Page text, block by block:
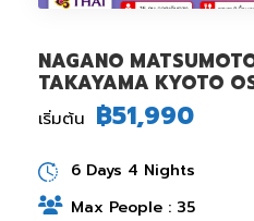
NAGANO
TAKAYAMA KYOTO
เริ่มต้น ฿51,990
6 Days 4 Nights
Max People : 35